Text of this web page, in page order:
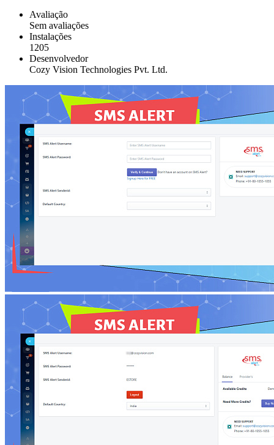
Avaliação
Sem avaliações
Instalações
1205
Desenvolvedor
Cozy Vision Technologies Pvt. Ltd.